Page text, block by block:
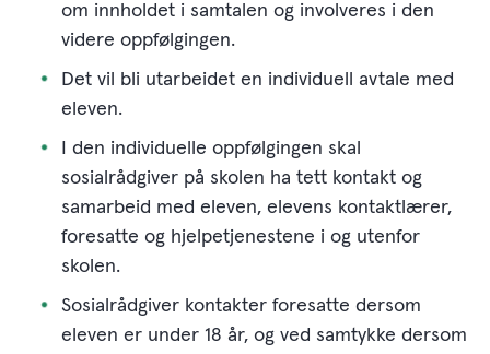
om innholdet i samtalen og involveres i den
videre oppfølgingen.
Det vil bli utarbeidet en individuell avtale med
eleven.
I den individuelle oppfølgingen skal
sosialrådgiver på skolen ha tett kontakt og
samarbeid med eleven, elevens kontaktlærer,
foresatte og hjelpetjenestene i og utenfor
skolen.
Sosialrådgiver kontakter foresatte dersom
eleven er under 18 år, og ved samtykke dersom